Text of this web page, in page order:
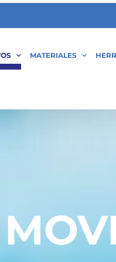
MATERIALES